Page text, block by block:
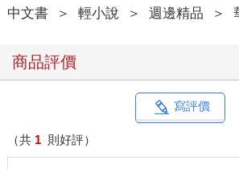
中文書 ＞ 輕小說 ＞ 週邊精品 ＞
商品評價
寫評價
（共 1 則好評）